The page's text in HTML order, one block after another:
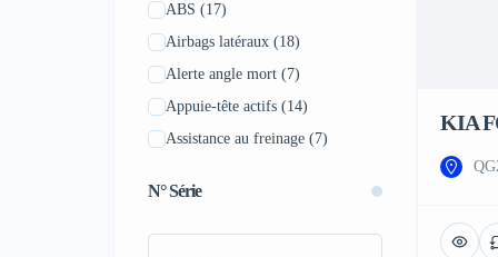
Tesla (0)
Volvo(0)
ABS (17)
Airbags latéraux (18)
Alerte angle mort (7)
Appuie-tête actifs (14)
Assistance au freinage (7)
Avertissement de collision avant
N° Série
KIA